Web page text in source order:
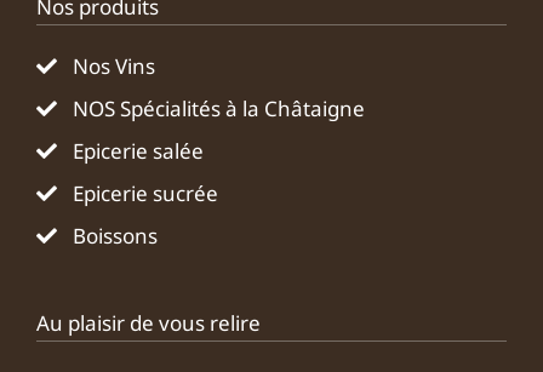
Nos produits
Nos Vins
NOS Spécialités à la Châtaigne
Epicerie salée
Epicerie sucrée
Boissons
Au plaisir de vous relire